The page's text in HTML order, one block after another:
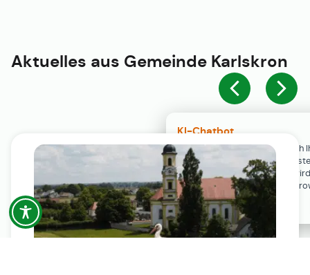
KI-Chatbot
Der KI-Chatbot steht erst nach
Einwilligung in den Cookie-
Verfügung. Der Chat-Verlauf
ausschließlich lokal in Ihrem
gespeichert.
Aktuelles aus Gemeinde Karlskron